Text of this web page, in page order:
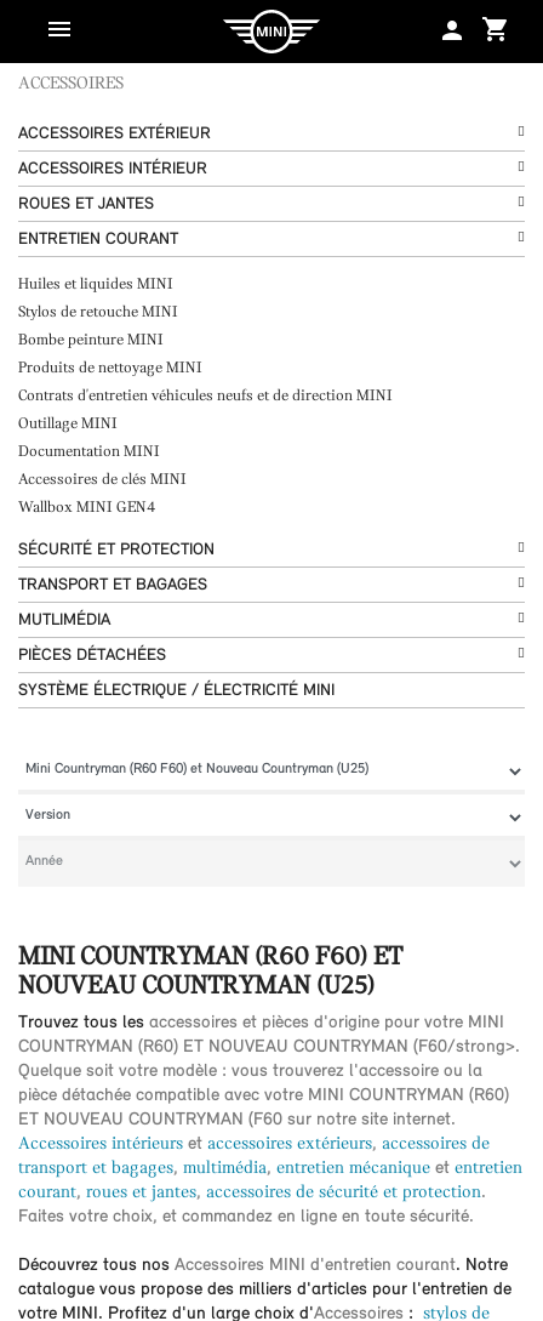
shopping_cart
person
ACCESSOIRES
ACCESSOIRES EXTÉRIEUR
ACCESSOIRES INTÉRIEUR
ROUES ET JANTES
ENTRETIEN COURANT
Huiles et liquides MINI
Stylos de retouche MINI
Bombe peinture MINI
Produits de nettoyage MINI
Contrats d'entretien véhicules neufs et de direction MINI
Outillage MINI
Documentation MINI
Accessoires de clés MINI
Wallbox MINI GEN4
SÉCURITÉ ET PROTECTION
TRANSPORT ET BAGAGES
MUTLIMÉDIA
PIÈCES DÉTACHÉES
SYSTÈME ÉLECTRIQUE / ÉLECTRICITÉ MINI
MINI COUNTRYMAN (R60 F60) ET
NOUVEAU COUNTRYMAN (U25)
Trouvez tous les accessoires et pièces d'origine pour votre MINI
COUNTRYMAN (R60) ET NOUVEAU COUNTRYMAN (F60/strong>.
Quelque soit votre modèle : vous trouverez l'accessoire ou la
pièce détachée compatible avec votre MINI COUNTRYMAN (R60)
ET NOUVEAU COUNTRYMAN (F60 sur notre site internet.
Accessoires intérieurs et accessoires extérieurs, accessoires de
transport et bagages, multimédia, entretien mécanique et entretien
courant, roues et jantes, accessoires de sécurité et protection.
Faites votre choix, et commandez en ligne en toute sécurité.
Découvrez tous nos Accessoires MINI d'entretien courant. Notre
catalogue vous propose des milliers d'articles pour l'entretien de
votre MINI. Profitez d'un large choix d'Accessoires : stylos de